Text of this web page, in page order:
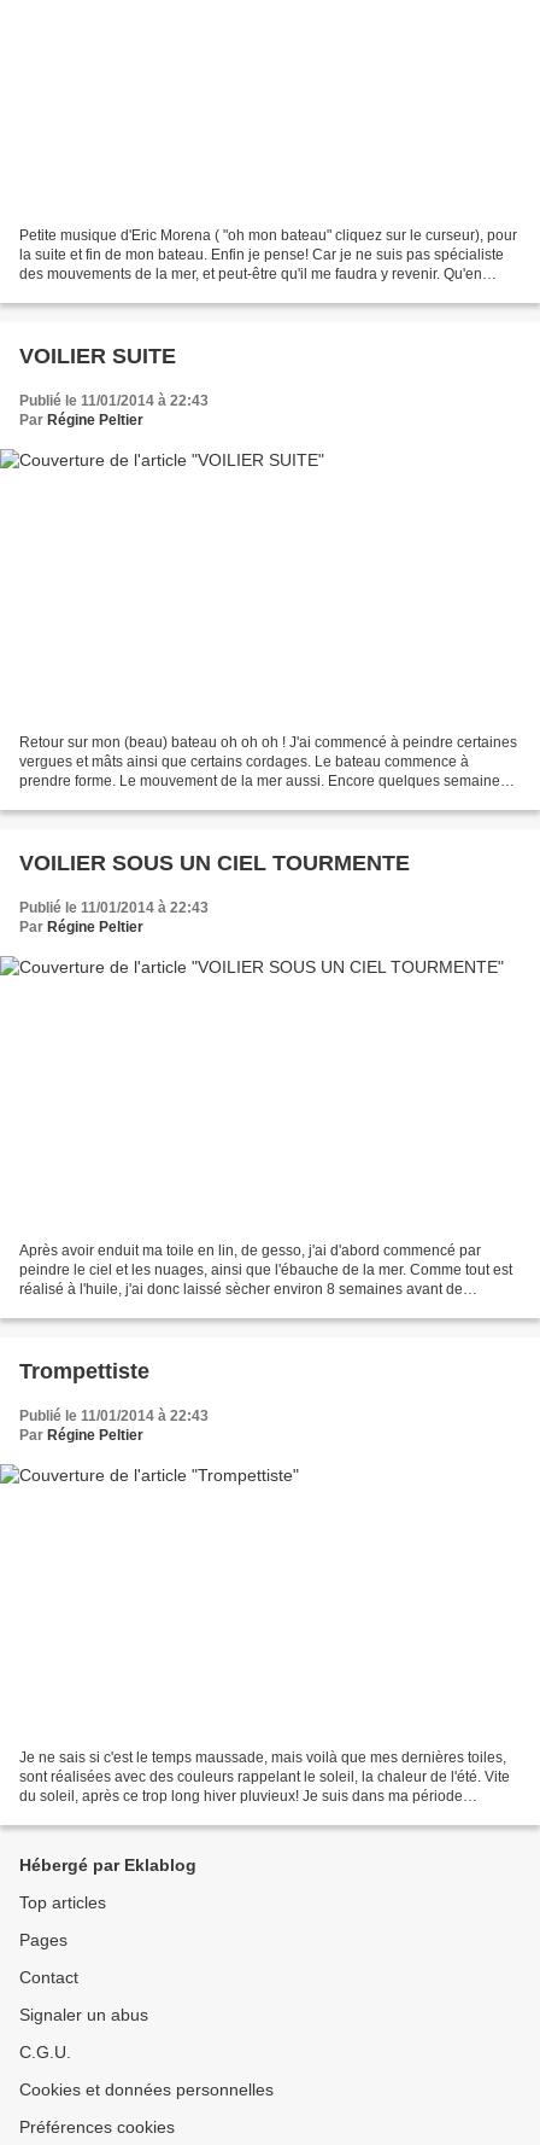
Petite musique d'Eric Morena ( "oh mon bateau" cliquez sur le curseur), pour
la suite et fin de mon bateau. Enfin je pense! Car je ne suis pas spécialiste
des mouvements de la mer, et peut-être qu'il me faudra y revenir. Qu'en
VOILIER SUITE
Publié le 11/01/2014 à 22:43
Par Régine Peltier
Retour sur mon (beau) bateau oh oh oh ! J'ai commencé à peindre certaines
vergues et mâts ainsi que certains cordages. Le bateau commence à
prendre forme. Le mouvement de la mer aussi. Encore quelques semaines
VOILIER SOUS UN CIEL TOURMENTE
Publié le 11/01/2014 à 22:43
Par Régine Peltier
Après avoir enduit ma toile en lin, de gesso, j'ai d'abord commencé par
peindre le ciel et les nuages, ainsi que l'ébauche de la mer. Comme tout est
réalisé à l'huile, j'ai donc laissé sècher environ 8 semaines avant de
Trompettiste
Publié le 11/01/2014 à 22:43
Par Régine Peltier
Je ne sais si c'est le temps maussade, mais voilà que mes dernières toiles,
sont réalisées avec des couleurs rappelant le soleil, la chaleur de l'été. Vite
du soleil, après ce trop long hiver pluvieux! Je suis dans ma période
Hébergé par Eklablog
Top articles
Pages
Contact
Signaler un abus
C.G.U.
Cookies et données personnelles
Préférences cookies